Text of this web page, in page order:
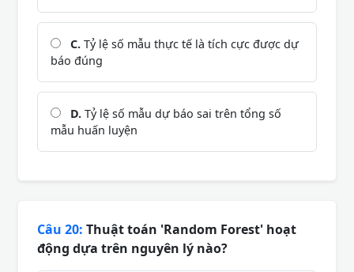
C. Tỷ lệ số mẫu thực tế là tích cực được dự
báo đúng
D. Tỷ lệ số mẫu dự báo sai trên tổng số
mẫu huấn luyện
Câu 20: Thuật toán 'Random Forest' hoạt
động dựa trên nguyên lý nào?